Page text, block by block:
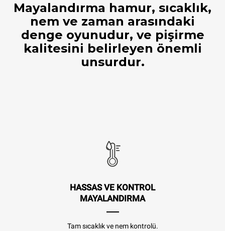
Mayalandırma hamur, sıcaklık,
nem ve zaman arasındaki
denge oyunudur, ve pişirme
kalitesini belirleyen önemli
unsurdur.
HASSAS VE KONTROL
MAYALANDIRMA
Tam sıcaklık ve nem kontrolü.